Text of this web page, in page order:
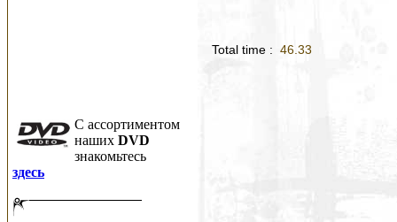
C ассортиментом
наших DVD
знакомьтесь
здесь
Total time : 46.33